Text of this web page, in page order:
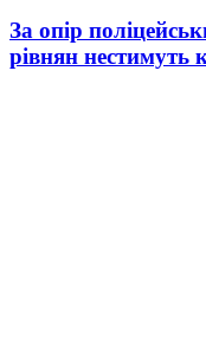
За опір
рівнян нестимуть